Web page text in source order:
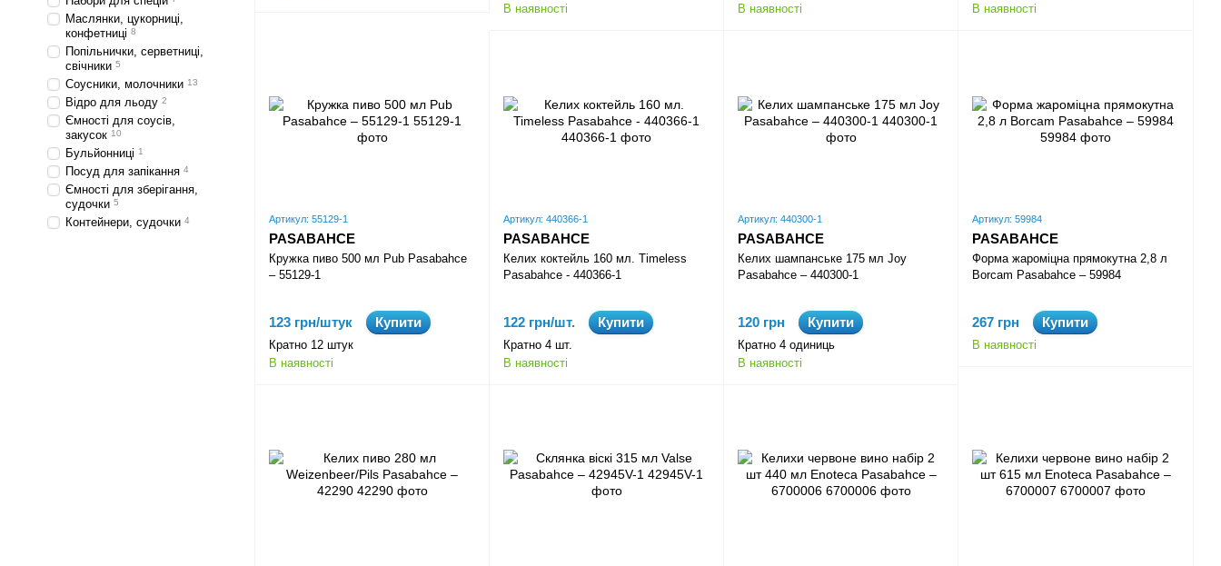
розробку продуктів, які відповідають конкретним потребам клієнтів. Компанія забезпечує високу якість виробів та
В наявності
В наявності
В наявності
Артикул: 55129-1
PASABAHCE
Кружка пиво 500 мл Pub Pasabahce
– 55129-1
123 грн/штук Купити
Кратно 12 штук
В наявності
Артикул: 440366-1
PASABAHCE
Келих коктейль 160 мл. Timeless
Pasabahce - 440366-1
122 грн/шт. Купити
Кратно 4 шт.
В наявності
Артикул: 440300-1
PASABAHCE
Келих шампанське 175 мл Joy
Pasabahce – 440300-1
120 грн Купити
Кратно 4 одиниць
В наявності
Артикул: 59984
PASABAHCE
Форма жароміцна прямокутна 2,8 л
Borcam Pasabahce – 59984
267 грн Купити
В наявності
Маслянки, цукорниці,
конфетниці 8
Попільнички, серветниці,
свічники 5
Соусники, молочники 13
Відро для льоду 2
Ємності для соусів,
закусок 10
Бульйонниці 1
Посуд для запікання 4
Ємності для зберігання,
судочки 5
Контейнери, судочки 4